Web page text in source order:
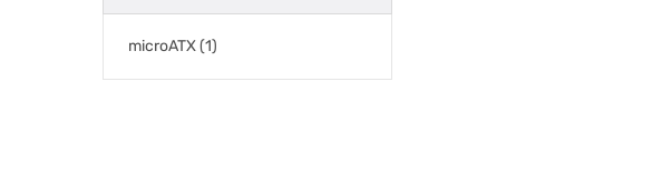
Hyte(+26)
Jonsbo(+55)
microATX(1)